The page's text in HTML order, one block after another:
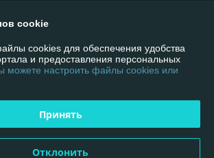
cookies
Deal.by
cookie
cookies для обеспечения удобства
и предоставления персональных
можете настроить файлы cookies или
Принять
Отклонить